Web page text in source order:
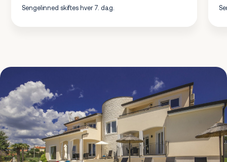
Sengelinned skiftes hver 7. dag.